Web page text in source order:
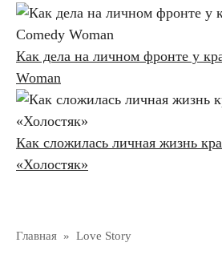
Как дела на личном фронте у
Woman
Как сложилась личная жизнь
«Холостяк»
Главная » Love Story